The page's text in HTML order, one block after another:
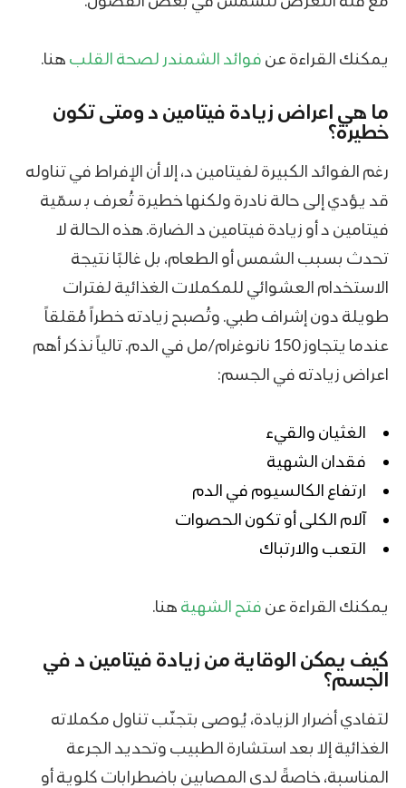
يمكنك القراءة عن فوائد الشمندر لصحة القلب هنا.
ما هي اعراض زيادة فيتامين د ومتى تكون
خطيرة؟
رغم الفوائد الكبيرة لفيتامين د، إلا أن الإفراط في تناوله
قد يؤدي إلى حالة نادرة ولكنها خطيرة تُعرف بـ سمّية
فيتامين د أو زيادة فيتامين د الضارة. هذه الحالة لا
تحدث بسبب الشمس أو الطعام، بل غالبًا نتيجة
الاستخدام العشوائي للمكملات الغذائية لفترات
طويلة دون إشراف طبي. وتُصبح زيادته خطراً مُقلقاً
عندما يتجاوز 150 نانوغرام/مل في الدم. تالياً نذكر أهم
اعراض زيادته في الجسم:
الغثيان والقيء
فقدان الشهية
ارتفاع الكالسيوم في الدم
آلام الكلى أو تكون الحصوات
التعب والارتباك
يمكنك القراءة عن فتح الشهية هنا.
كيف يمكن الوقاية من زيادة فيتامين د في
الجسم؟
لتفادي أضرار الزيادة، يُوصى بتجنّب تناول مكملاته
الغذائية إلا بعد استشارة الطبيب وتحديد الجرعة
المناسبة، خاصةً لدى المصابين باضطرابات كلوية أو